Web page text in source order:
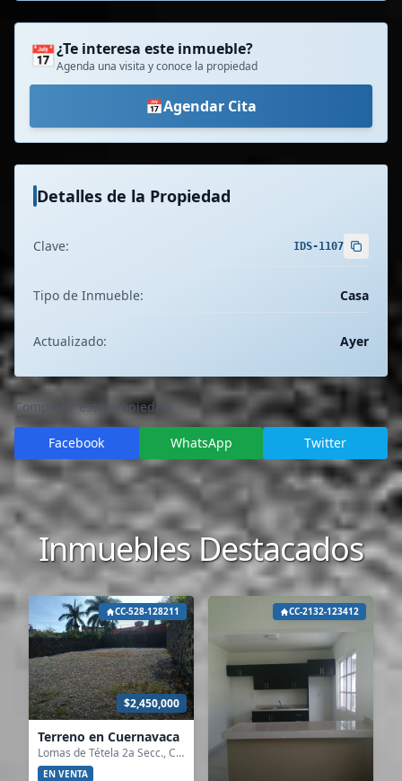
📅¿Te interesa este inmueble?
Agenda una visita y conoce la propiedad
📅Agendar Cita
Detalles de la Propiedad
Clave: IDS-1107
Tipo de Inmueble: Casa
Actualizado: Ayer
Compartir esta propiedad:
Facebook WhatsApp Twitter
Inmuebles Destacados
CC-528-128211
$2,450,000
Terreno en Cuernavaca
Lomas de Tétela 2a Secc., Cuernavaca, Morelos
EN VENTA
CC-2132-123412